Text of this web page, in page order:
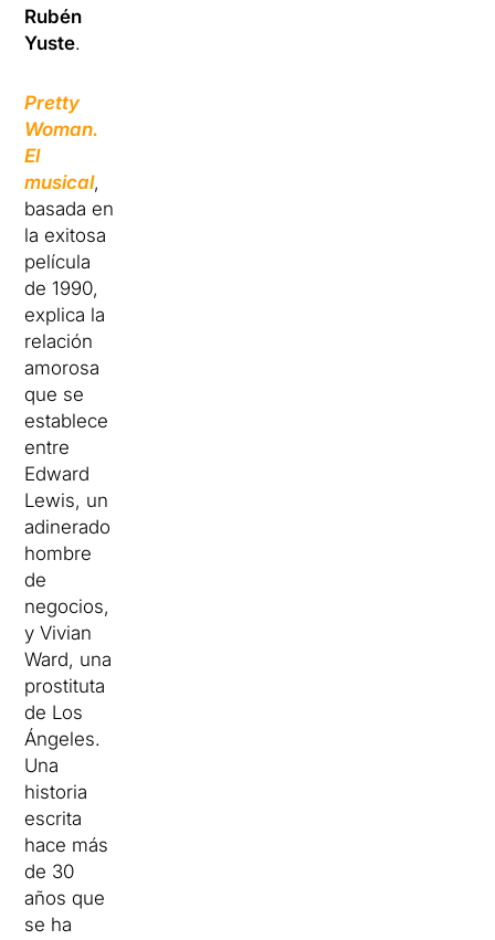
Rubén
Yuste.
Pretty
Woman.
El
musical,
basada en
la exitosa
película
de 1990,
explica la
relación
amorosa
que se
establece
entre
Edward
Lewis, un
adinerado
hombre
de
negocios,
y Vivian
Ward, una
prostituta
de Los
Ángeles.
Una
historia
escrita
hace más
de 30
años que
se ha